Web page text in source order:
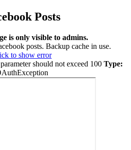
Posts
is only visible to admins.
posts. Backup cache in use.
to show error
should not exceed 100 Type: